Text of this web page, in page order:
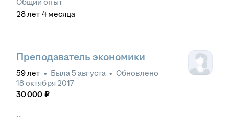
Общий опыт
28лет 4 месяца
Преподаватель экономики
59лет • Была5 августа • Обновлено
18 октября 2017
30 000 ₽